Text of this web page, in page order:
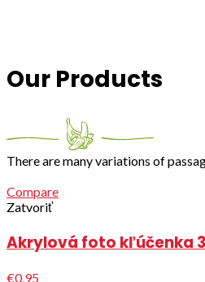
Our Products
There are many variations of
Compare
Zatvoriť
Akrylová foto kľúčenka
€0,95